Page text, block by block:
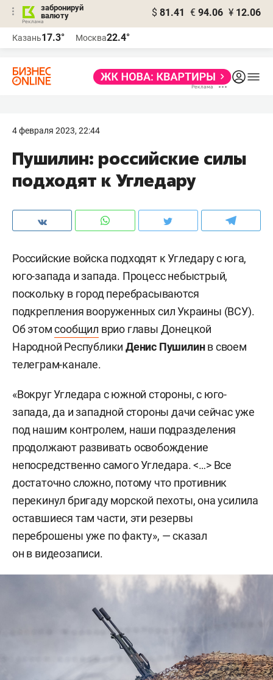
забронируй
валюту
$ 81.41 € 94.06 ¥ 12.06
Казань17.3° Москва22.4°
4 февраля 2023, 22:44
Пушилин: российские силы
подходят к Угледару
Российские войска подходят к Угледару с юга,
юго-запада и запада. Процесс небыстрый,
поскольку в город перебрасываются
подкрепления вооруженных сил Украины (ВСУ).
Об этомсообщил врио главы Донецкой
Народной РеспубликиДенис Пушилинв своем
телеграм-канале.
«Вокруг Угледара с южной стороны, с юго-
запада, да и западной стороны дачи сейчас уже
под нашим контролем, наши подразделения
продолжают развивать освобождение
непосредственно самого Угледара. <…> Все
достаточно сложно, потому что противник
перекинул бригаду морской пехоты, она усилила
оставшиеся там части, эти резервы
переброшены уже по факту», — сказал
он в видеозаписи.